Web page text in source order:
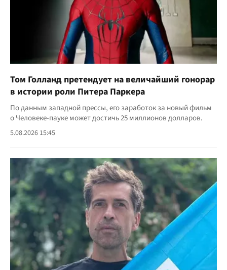
Том Голланд претендует на величайший гонорар
в истории роли Питера Паркера
По данным западной прессы, его заработок за новый фильм
о Человеке-пауке может достичь 25 миллионов долларов.
5.08.2026 15:45